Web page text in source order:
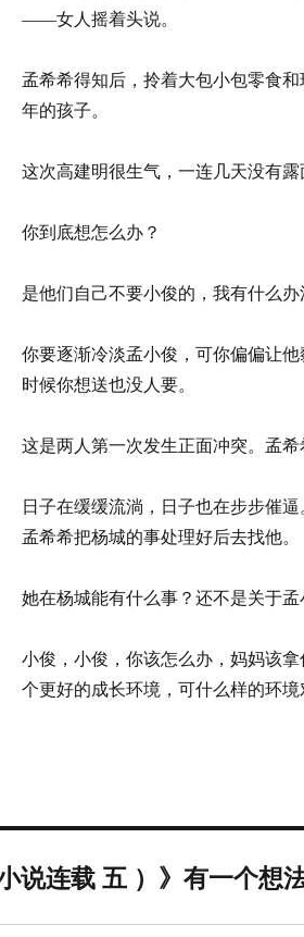
——女人摇着头说。
孟希希得知后，拎着大包小包零食
年的孩子。
这次高建明很生气，一连几天没有露
你到底想怎么办？
是他们自己不要小俊的，我有什么办
你要逐渐冷淡孟小俊，可你偏偏让
时候你想送也没人要。
这是两人第一次发生正面冲突。孟
日子在缓缓流淌，日子也在步步催
孟希希把杨城的事处理好后去找他。
她在杨城能有什么事？还不是关于孟
小俊，小俊，你该怎么办，妈妈该
个更好的成长环境，可什么样的环境
说连载 五 ）》有一个想